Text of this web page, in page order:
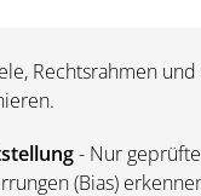
Rechtsrahmen
- Nur
(Bias)